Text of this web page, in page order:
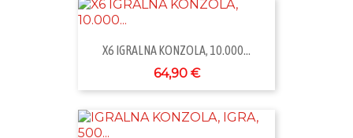
X6 IGRALNA KONZOLA, 10.000...
64,90 €